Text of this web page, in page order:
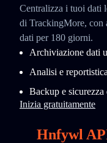
Centralizza i tuoi dati
di TrackingMore, con
dati per 180 giorni.
Archiviazione dati
Analisi e reportistica
Backup e sicurezza
Inizia gratuitamente
Hnfywl